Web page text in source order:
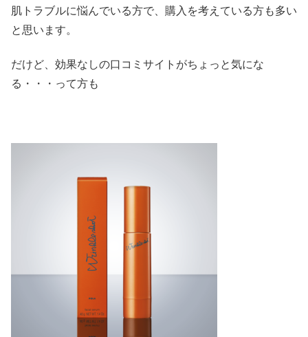
肌トラブルに悩んでいる方で、購入を考えている方も多い
と思います。
だけど、効果なしの口コミサイトがちょっと気にな
る・・・って方も